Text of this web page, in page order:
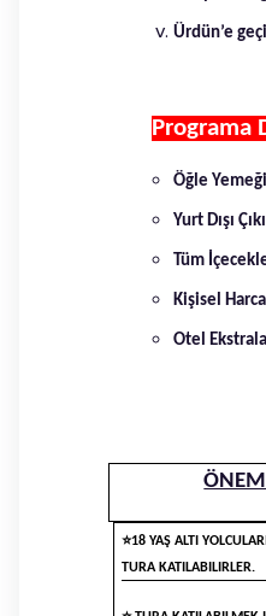
Ürdün’e
Programa
Öğle Yemeği
Yurt Dışı
Tüm
Kişisel
Otel
⭐18 YAŞ ALTI
TURA KATILABILIRLER.